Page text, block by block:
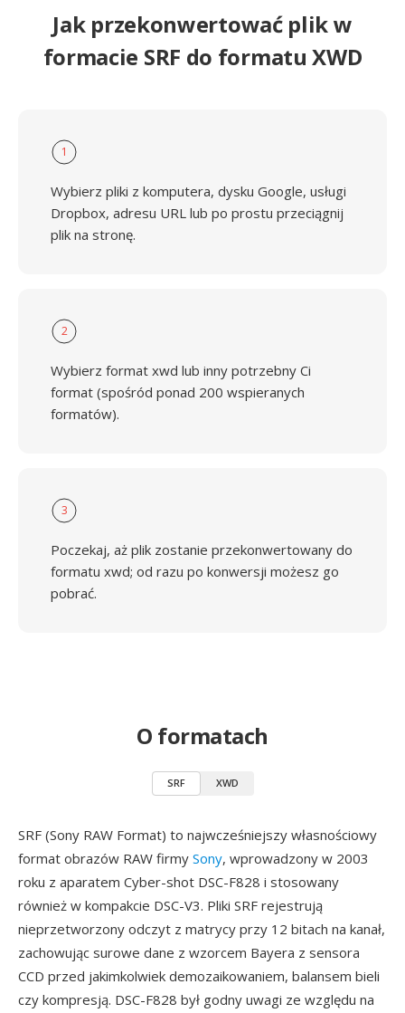
Jak przekonwertować plik w
formacie SRF do formatu XWD
1
Wybierz pliki z komputera, dysku Google, usługi
Dropbox, adresu URL lub po prostu przeciągnij
plik na stronę.
2
Wybierz format xwd lub inny potrzebny Ci
format (spośród ponad 200 wspieranych
formatów).
3
Poczekaj, aż plik zostanie przekonwertowany do
formatu xwd; od razu po konwersji możesz go
pobrać.
O formatach
SRF XWD
SRF (Sony RAW Format) to najwcześniejszy własnościowy
format obrazów RAW firmy Sony, wprowadzony w 2003
roku z aparatem Cyber-shot DSC-F828 i stosowany
również w kompakcie DSC-V3. Pliki SRF rejestrują
nieprzetworzony odczyt z matrycy przy 12 bitach na kanał,
zachowując surowe dane z wzorcem Bayera z sensora
CCD przed jakimkolwiek demozaikowaniem, balansem bieli
czy kompresją. DSC-F828 był godny uwagi ze względu na